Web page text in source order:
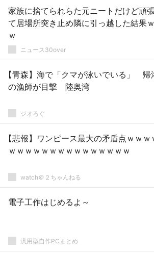
家族に捨てられらた元ニートだけど頑
て居場所突き止め隣に引っ越した結果
ｗ
ニュース30over
【青森】海で「クマが泳いでいる」 帰
の漁師が目撃 陸奥湾
ジオろぐ
【悲報】ワンピース最大の矛盾点ｗｗｗ
ｗｗｗｗｗｗｗｗｗｗｗｗｗｗｗ
watch＠２ちゃんねる
電子工作はじめるよ～
汎用型自作PCまとめ